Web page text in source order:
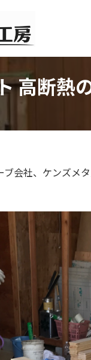
高断熱
会社、ケンズメ